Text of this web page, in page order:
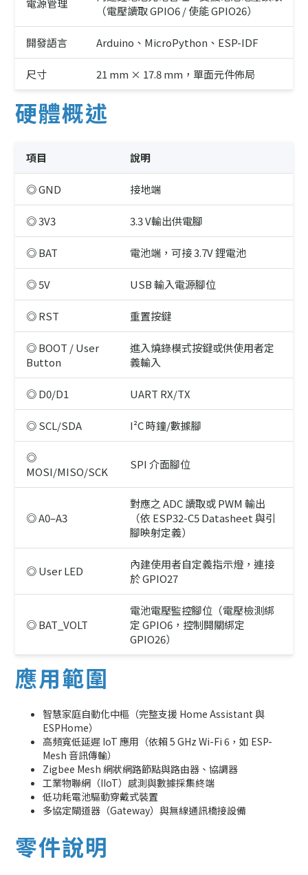
電源管理
（電壓讀取 GPIO6 / 使能 GPIO26）
開發語言 Arduino、MicroPython、ESP-IDF
尺寸 21 mm × 17.8 mm，單面元件佈局
硬體概述
項目 說明
◎ GND 接地端
◎ 3V3 3.3 V輸出供電腳
◎ BAT 電池端，可接 3.7V 鋰電池
◎ 5V USB 輸入電源腳位
◎ RST 重置按鍵
◎ BOOT / User
Button
進入燒錄模式按鍵或供使用者定
義輸入
◎ D0/D1 UART RX/TX
◎ SCL/SDA I²C 時鐘/數據腳
◎
MOSI/MISO/SCK
SPI 介面腳位
◎ A0–A3
對應之 ADC 讀取或 PWM 輸出
（依 ESP32-C5 Datasheet 與引
腳映射定義）
◎ User LED
內建使用者自定義指示燈，連接
於 GPIO27
◎ BAT_VOLT
電池電壓監控腳位（電壓檢測綁
定 GPIO6，控制開關綁定
GPIO26）
應用範圍
智慧家庭自動化中樞（完整支援 Home Assistant 與
ESPHome）
高頻寬低延遲 IoT 應用（依賴 5 GHz Wi-Fi 6，如 ESP-
Mesh 音訊傳輸）
Zigbee Mesh 網狀網路節點與路由器、協調器
工業物聯網（IIoT）感測與數據採集終端
低功耗電池驅動穿戴式裝置
多協定閘道器（Gateway）與無線通訊橋接設備
零件說明